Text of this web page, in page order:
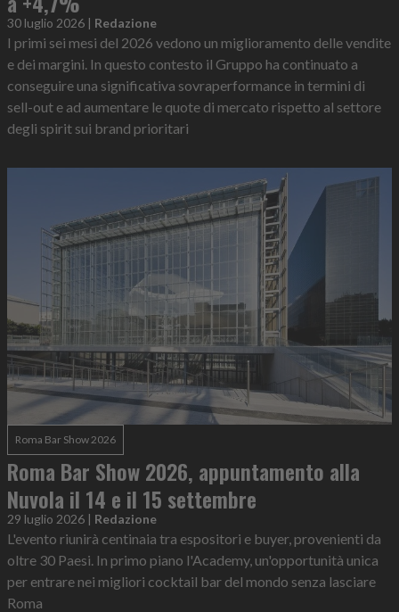
30 luglio 2026 | Redazione
I primi sei mesi del 2026 vedono un miglioramento delle vendite
e dei margini. In questo contesto il Gruppo ha continuato a
conseguire una significativa sovraperformance in termini di
sell-out e ad aumentare le quote di mercato rispetto al settore
degli spirit sui brand prioritari
Roma Bar Show 2026
Roma Bar Show 2026, appuntamento alla
Nuvola il 14 e il 15 settembre
29 luglio 2026 | Redazione
L'evento riunirà centinaia tra espositori e buyer, provenienti da
oltre 30 Paesi. In primo piano l'Academy, un'opportunità unica
per entrare nei migliori cocktail bar del mondo senza lasciare
Roma